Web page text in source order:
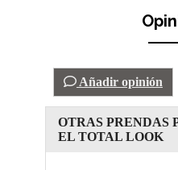
Añadir opinión
OTRAS PRENDAS
EL TOTAL LOOK